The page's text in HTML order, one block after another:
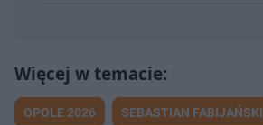
OPOLE 2026 SEBASTIAN FABIJAŃSKI